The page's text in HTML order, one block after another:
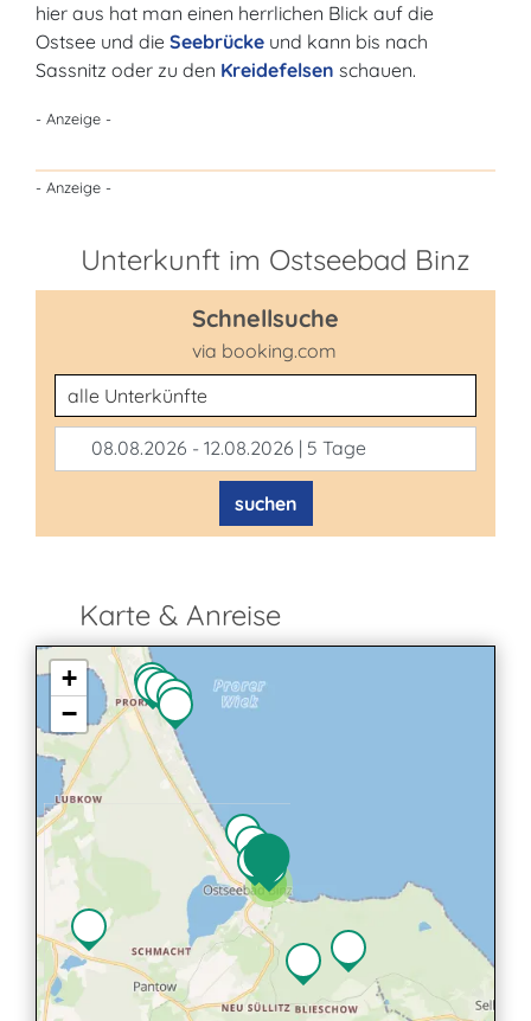
hier aus hat man einen herrlichen Blick auf die
Ostsee und die Seebrücke und kann bis nach
Sassnitz oder zu den Kreidefelsen schauen.
- Anzeige -
- Anzeige -
Unterkunft im Ostseebad Binz
Schnellsuche
via booking.com
Unterkunftsart
08.08.2026 - 12.08.2026 | 5 Tage
suchen
Karte & Anreise
2
+
−